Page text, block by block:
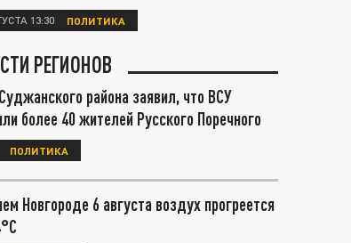
13:30 ПОЛИТИКА
РЕГИОНОВ
района заявил, что ВСУ
более 40 жителей Русского Поречного
ПОЛИТИКА
Новгороде 6 августа воздух прогреется